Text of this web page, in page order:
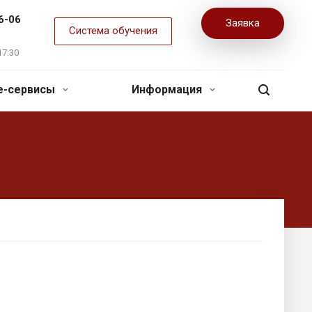
06
Система обучения
Заявка
сервисы Информация